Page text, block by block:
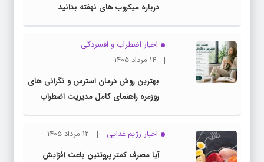
درباره میکروب های نهفته بدانید
اخبار اضطراب و افسردگی
۱۴ مرداد ۱۴۰۵
بهترین روش درمان استرس و نگرانی های
روزمره راهنمای کامل مدیریت اضطراب
اخبار رژیم غذایی
۱۲ مرداد ۱۴۰۵
آیا مصرف کمتر پروتئین باعث افزایش